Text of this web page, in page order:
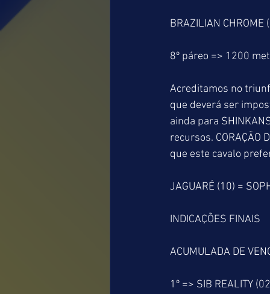
BRAZILIAN CHROME
8º páreo => 1200
Acreditamos no
que deverá ser
ainda para
recursos. CORAÇÃO
que este cavalo
JAGUARÉ (10) =
INDICAÇÕES FINAIS
ACUMULADA DE
1º => SIB REALITY